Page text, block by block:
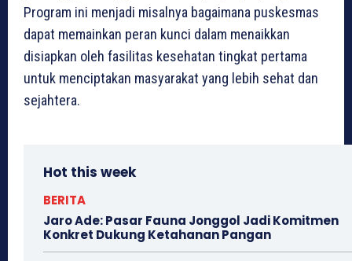
Program ini menjadi misalnya bagaimana puskesmas
dapat memainkan peran kunci dalam menaikkan
disiapkan oleh fasilitas kesehatan tingkat pertama
untuk menciptakan masyarakat yang lebih sehat dan
sejahtera.
Hot this week
BERITA
Jaro Ade: Pasar Fauna Jonggol Jadi Komitmen
Konkret Dukung Ketahanan Pangan